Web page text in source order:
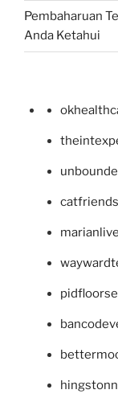
Pembaharuan
Anda Ketahui